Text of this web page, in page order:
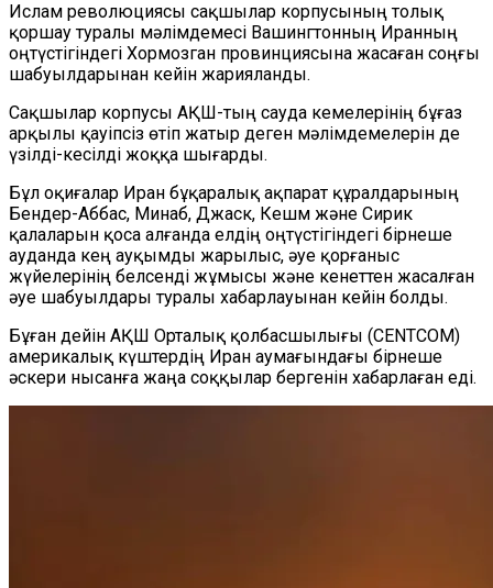
Ислам революциясы сақшылар корпусының толық
қоршау туралы мәлімдемесі Вашингтонның Иранның
оңтүстігіндегі Хормозган провинциясына жасаған соңғы
шабуылдарынан кейін жарияланды.
Сақшылар корпусы АҚШ-тың сауда кемелерінің бұғаз
арқылы қауіпсіз өтіп жатыр деген мәлімдемелерін де
үзілді-кесілді жоққа шығарды.
Бұл оқиғалар Иран бұқаралық ақпарат құралдарының
Бендер-Аббас, Минаб, Джаск, Кешм және Сирик
қалаларын қоса алғанда елдің оңтүстігіндегі бірнеше
ауданда кең ауқымды жарылыс, әуе қорғаныс
жүйелерінің белсенді жұмысы және кенеттен жасалған
әуе шабуылдары туралы хабарлауынан кейін болды.
Бұған дейін АҚШ Орталық қолбасшылығы (CENTCOM)
америкалық күштердің Иран аумағындағы бірнеше
әскери нысанға жаңа соққылар бергенін хабарлаған еді.